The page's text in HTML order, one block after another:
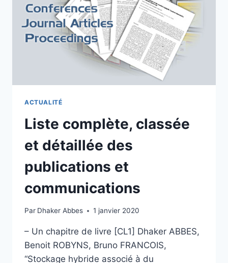
ACTUALITÉ
Liste complète, classée
et détaillée des
publications et
communications
Par Dhaker Abbes 1 janvier 2020
– Un chapitre de livre [CL1] Dhaker ABBES,
Benoit ROBYNS, Bruno FRANCOIS,
“Stockage hybride associé à du